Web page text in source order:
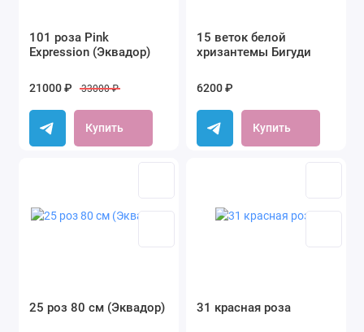
101 роза Pink
Expression (Эквадор)
21000 ₽ 33000 ₽
Купить
15 веток белой
хризантемы Бигуди
6200 ₽
Купить
25 роз 80 см (Эквадор) 31 красная роза